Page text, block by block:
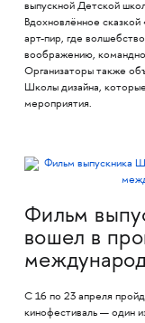
выпускной Детской
Вдохновлённое
арт-пир, где
воображению,
Организаторы также
Школы дизайна,
мероприятия.
Фильм
вошел в
С 16 по 23 апреля
кинофестиваль — один